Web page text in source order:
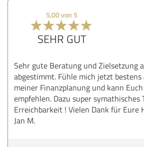
5,00 von 5
SEHR GUT
Sehr gute Beratung und Zielsetzung
abgestimmt. Fühle mich jetzt bestens
meiner Finanzplanung und kann
empfehlen. Dazu super
Erreichbarkeit ! Vielen Dank für Eure
Jan M.